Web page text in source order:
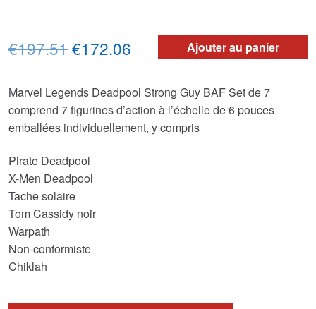
Ajouter au panier
€197.51Le
initial
était :
€172.06
actuel
est :
Marvel Legends Deadpool Strong Guy BAF Set de 7
comprend 7 figurines d’action à l’échelle de 6 pouces
emballées individuellement, y compris
Pirate Deadpool
X-Men Deadpool
Tache solaire
Tom Cassidy noir
Warpath
Non-conformiste
Chiklah